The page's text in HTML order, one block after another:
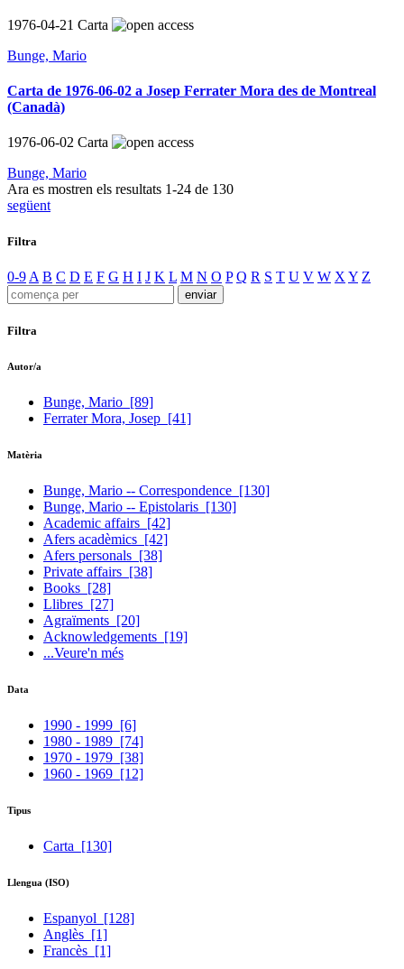
1976-04-21 Carta
Bunge, Mario
Carta de 1976-06-02 a Josep Ferrater Mora des de Montreal
(Canadà)
1976-06-02 Carta
Bunge, Mario
Ara es mostren els resultats 1-24 de 130
següent
Filtra
0-9 A B C D E F G H I J K L M N O P Q R S T U V W X Y Z
Filtra
Autor/a
Bunge, Mario [89]
Ferrater Mora, Josep [41]
Matèria
Bunge, Mario -- Correspondence [130]
Bunge, Mario -- Epistolaris [130]
Academic affairs [42]
Afers acadèmics [42]
Afers personals [38]
Private affairs [38]
Books [28]
Llibres [27]
Agraïments [20]
Acknowledgements [19]
...Veure'n més
Data
1990 - 1999 [6]
1980 - 1989 [74]
1970 - 1979 [38]
1960 - 1969 [12]
Tipus
Carta [130]
Llengua (ISO)
Espanyol [128]
Anglès [1]
Francès [1]